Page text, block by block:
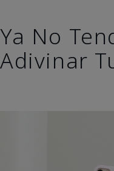
Ya No
Adivinar